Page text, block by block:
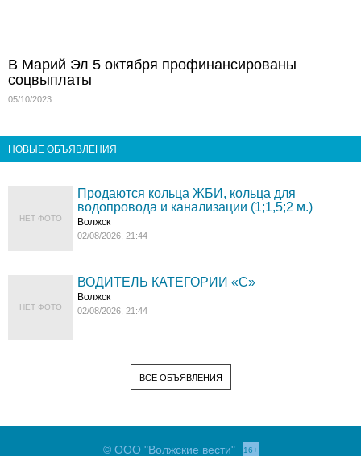
В Марий Эл 5 октября профинансированы
соцвыплаты
05/10/2023
НОВЫЕ ОБЪЯВЛЕНИЯ
НЕТ ФОТО
Продаются кольца ЖБИ, кольца для
водопровода и канализации (1;1,5;2 м.)
Волжск
02/08/2026, 21:44
НЕТ ФОТО
ВОДИТЕЛЬ КАТЕГОРИИ «C»
Волжск
02/08/2026, 21:44
ВСЕ ОБЪЯВЛЕНИЯ
© ООО "Волжские вести" 16+